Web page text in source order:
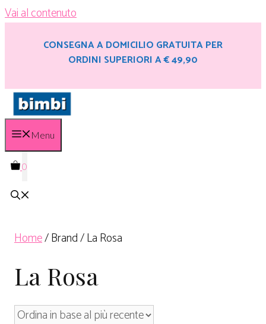
Vai al contenuto
CONSEGNA A DOMICILIO GRATUITA PER
ORDINI SUPERIORI A € 49,90
Menu
0
Home/ Brand / La Rosa
La Rosa